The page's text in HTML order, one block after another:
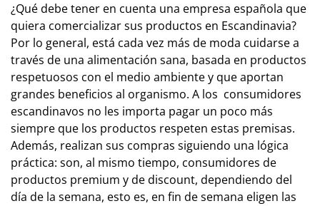
¿Qué debe tener en cuenta una empresa española que
quiera comercializar sus productos en Escandinavia?
Por lo general, está cada vez más de moda cuidarse a
través de una alimentación sana, basada en productos
respetuosos con el medio ambiente y que aportan
grandes beneficios al organismo. A los consumidores
escandinavos no les importa pagar un poco más
siempre que los productos respeten estas premisas.
Además, realizan sus compras siguiendo una lógica
práctica: son, al mismo tiempo, consumidores de
productos premium y de discount, dependiendo del
día de la semana, esto es, en fin de semana eligen las